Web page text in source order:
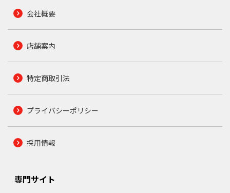
会社概要
店舗案内
特定商取引法
プライバシーポリシー
採用情報
専門サイト